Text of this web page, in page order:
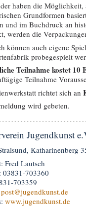
haben die Möglichkeit,
Grundformen
und im Buchdruck an
werden die
können auch eigene
probegespielt
Teilnahme kostet 10
Teilnahme
richtet sich an
wird gebeten.
Jugendkunst
Katharinenberg
Fred Lautsch
03831-703360
703359
post@jugendkunst.de
www.jugendkunst.de